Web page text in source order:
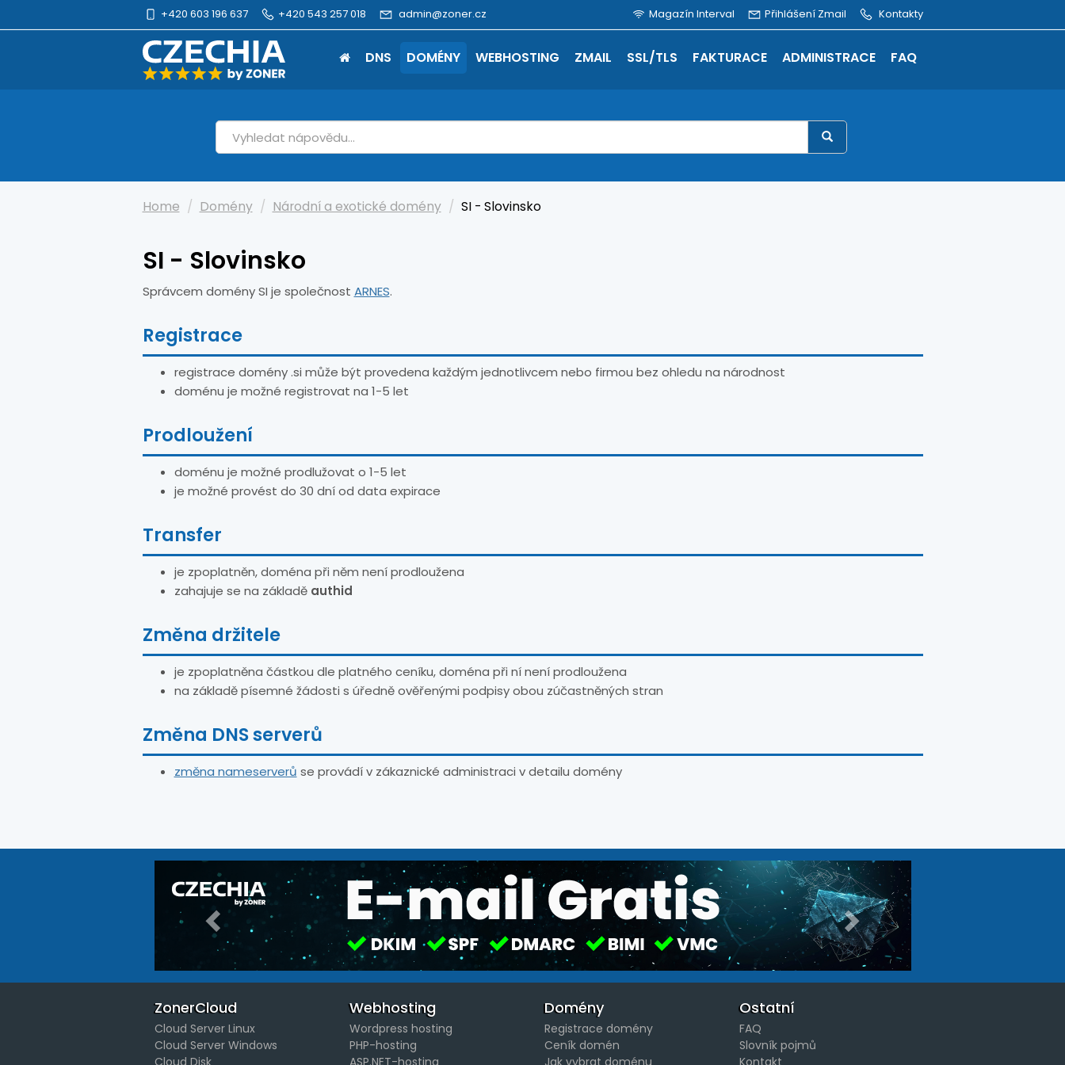
+420 603 196 637 +420 543 257 018 admin@zoner.cz Magazín Interval Přihlášení Zmail Kontakty
DNS DOMÉNY WEBHOSTING ZMAIL SSL/TLS FAKTURACE ADMINISTRACE FAQ
Home Domény Národní a exotické domény SI - Slovinsko
SI - Slovinsko
Správcem domény SI je společnost ARNES.
Registrace
registrace domény .si může být provedena každým jednotlivcem nebo firmou bez ohledu na národnost
doménu je možné registrovat na 1-5 let
Prodloužení
doménu je možné prodlužovat o 1-5 let
je možné provést do 30 dní od data expirace
Transfer
je zpoplatněn, doména při něm není prodloužena
zahajuje se na základě authid
Změna držitele
je zpoplatněna částkou dle platného ceníku, doména při ní není prodloužena
na základě písemné žádosti s úředně ověřenými podpisy obou zúčastněných stran
Změna DNS serverů
změna nameserverů se provádí v zákaznické administraci v detailu domény
Předchozí Další
ZonerCloud
Cloud Server Linux
Cloud Server Windows
Cloud Disk
Webhosting
Wordpress hosting
PHP-hosting
ASP.NET-hosting
Domény
Registrace domény
Ceník domén
Jak vybrat doménu
Ostatní
FAQ
Slovník pojmů
Kontakt